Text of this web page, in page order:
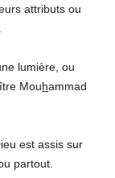
attributs ou
lumière, ou
Mouhammad
est assis sur
partout.